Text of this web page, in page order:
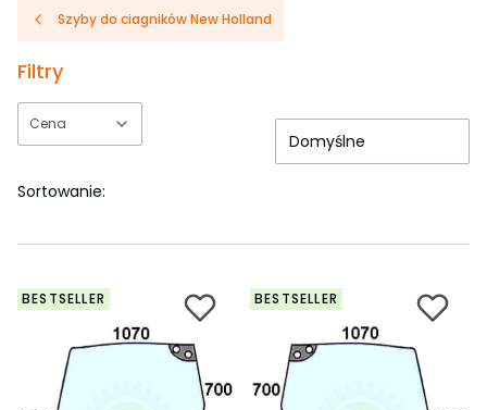
Szyby do ciagników New Holland
Filtry
Cena
Sortowanie:
Domyślne
BESTSELLER BESTSELLER